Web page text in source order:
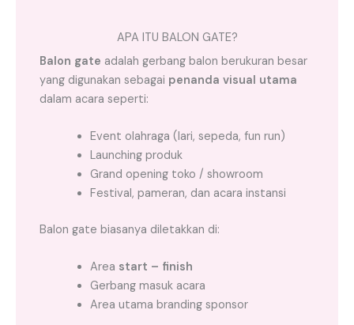
APA ITU BALON GATE?
Balon gate adalah gerbang balon berukuran besar
yang digunakan sebagai penanda visual utama
dalam acara seperti:
Event olahraga (lari, sepeda, fun run)
Launching produk
Grand opening toko / showroom
Festival, pameran, dan acara instansi
Balon gate biasanya diletakkan di:
Area start – finish
Gerbang masuk acara
Area utama branding sponsor